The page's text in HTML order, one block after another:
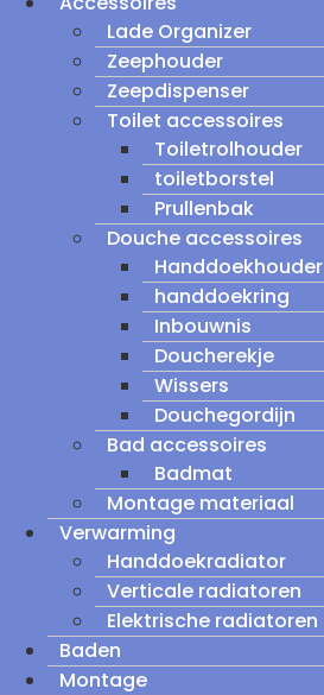
Lade Organizer
Zeephouder
Zeepdispenser
Toilet accessoires
Toiletrolhouder
toiletborstel
Prullenbak
Douche accessoires
Handdoekhouder
handdoekring
Inbouwnis
Doucherekje
Wissers
Douchegordijn
Bad accessoires
Badmat
Montage materiaal
Verwarming
Handdoekradiator
Verticale radiatoren
Elektrische radiatoren
Baden
Montage